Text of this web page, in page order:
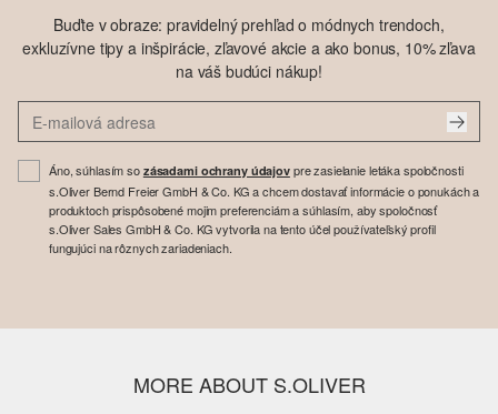
Buďte v obraze: pravidelný prehľad o módnych trendoch,
exkluzívne tipy a inšpirácie, zľavové akcie a ako bonus, 10% zľava
na váš budúci nákup!
Áno, súhlasím so zásadami ochrany údajovpre zasielanie letáka spoločnosti
s.Oliver Bernd Freier GmbH & Co. KG a chcem dostavať informácie o ponukách a
produktoch prispôsobené mojim preferenciám a súhlasím, aby spoločnosť
s.Oliver Sales GmbH & Co. KG vytvorila na tento účel používateľský profil
fungujúci na rôznych zariadeniach.
MORE ABOUT S.OLIVER